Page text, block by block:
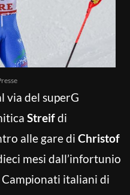
via del superG
Streifdi
alle gare di Christof
mesi dall’infortunio
italiani di